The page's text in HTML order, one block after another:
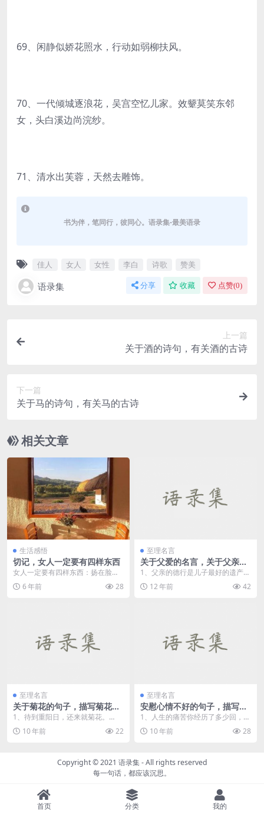
69、闲静似娇花照水，行动如弱柳扶风。
70、一代倾城逐浪花，吴宫空忆儿家。效颦莫笑东邻
女，头白溪边尚浣纱。
71、清水出芙蓉，天然去雕饰。
书为伴，笔同行，彼同心。语录集-最美语录
佳人 女人 女性 李白 诗歌 赞美
语录集 分享 收藏 点赞(0)
上一篇
关于酒的诗句，有关酒的古诗
下一篇
关于马的诗句，有关马的古诗
相关文章
生活感悟
切记，女人一定要有四样东西
女人一定要有四样东西：扬在脸上
的自信、长在心底的善良、融进血
里的骨气、刻进命里的...
6 年前 28
至理名言
关于父爱的名言，关于父亲的
名言
1、父亲的德行是儿子最好的遗产。
——塞万提斯 ...
12 年前 42
至理名言
关于菊花的句子，描写菊花的
诗句
1、待到重阳日，还来就菊花。
—— 孟浩然《过故人庄》 ...
10 年前 22
至理名言
安慰心情不好的句子，描写心
情不好的句子
1、人生的痛苦你经历了多少回，别
再问它别在管它别太累，让往事
飞，让往事别苦苦把你...
10 年前 28
Copyright © 2021 语录集- All rights reserved
每一句话，都应该沉思。
首页 分类 我的